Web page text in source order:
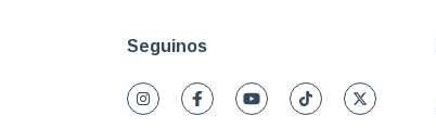
Seguinos